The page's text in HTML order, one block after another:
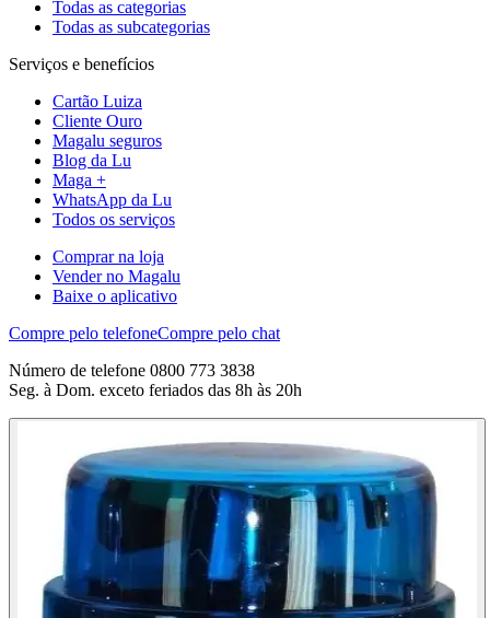
Todas as categorias
Todas as subcategorias
Serviços e benefícios
Cartão Luiza
Cliente Ouro
Magalu seguros
Blog da Lu
Maga +
WhatsApp da Lu
Todos os serviços
Comprar na loja
Vender no Magalu
Baixe o aplicativo
Compre pelo telefoneCompre pelo chat
Número de telefone 0800 773 3838
Seg. à Dom. exceto feriados das 8h às 20h